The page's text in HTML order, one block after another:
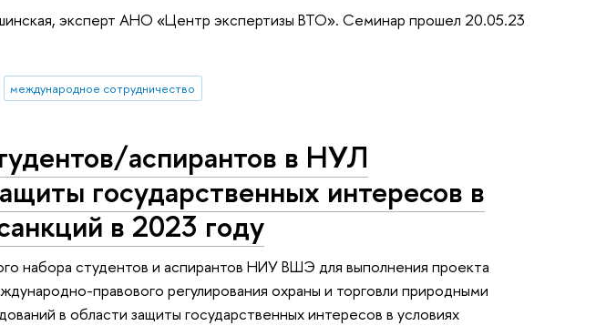
эксперт АНО «Центр экспертизы ВТО». Семинар прошел 20.05.23
международное сотрудничество
аспирантов в НУЛ
государственных интересов в
в 2023 году
набора студентов и аспирантов НИУ ВШЭ для выполнения проекта
правового регулирования охраны и торговли природными
в области защиты государственных интересов в условиях